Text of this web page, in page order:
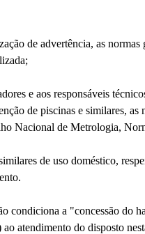
de advertência, as
e aos responsáveis
de piscinas e similares,
Nacional de Metrologia,
de uso doméstico,
condiciona a "concessão do
atendimento do disposto